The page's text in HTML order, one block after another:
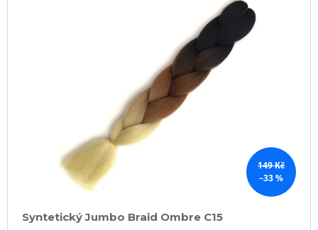
149 Kč
–33 %
Syntetický Jumbo Braid Ombre C15